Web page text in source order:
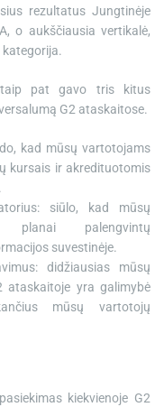
rezultatus Jungtinėje
o aukščiausia vertikalė,
taip pat gavo tris kitus
G2 ataskaitose.
kad mūsų vartotojams
kursais ir akredituotomis
siūlo, kad mūsų
planai palengvintų
suvestinėje.
didžiausias mūsų
ataskaitoje yra galimybė
mūsų vartotojų
kiekvienoje G2